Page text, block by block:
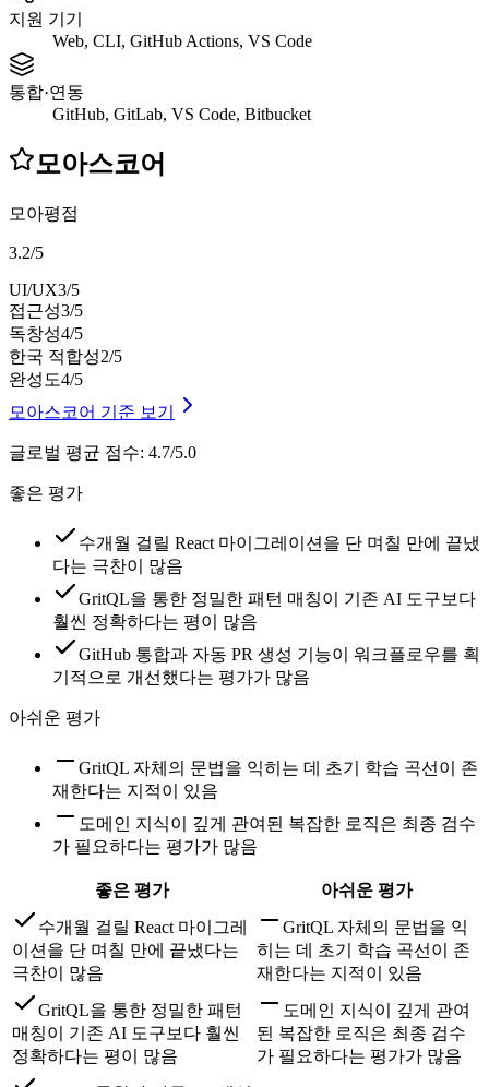
지원 기기
Web, CLI, GitHub Actions, VS Code
통합·연동
GitHub, GitLab, VS Code, Bitbucket
모아스코어
모아평점
3.2/5
UI/UX3/5
접근성3/5
독창성4/5
한국 적합성2/5
완성도4/5
모아스코어 기준 보기
글로벌 평균 점수: 4.7/5.0
좋은 평가
수개월 걸릴 React 마이그레이션을 단 며칠 만에 끝냈
다는 극찬이 많음
GritQL을 통한 정밀한 패턴 매칭이 기존 AI 도구보다
훨씬 정확하다는 평이 많음
GitHub 통합과 자동 PR 생성 기능이 워크플로우를 획
기적으로 개선했다는 평가가 많음
아쉬운 평가
GritQL 자체의 문법을 익히는 데 초기 학습 곡선이 존
재한다는 지적이 있음
도메인 지식이 깊게 관여된 복잡한 로직은 최종 검수
가 필요하다는 평가가 많음
좋은 평가
아쉬운 평가
수개월 걸릴 React 마이그레
이션을 단 며칠 만에 끝냈다는
극찬이 많음
GritQL 자체의 문법을 익
히는 데 초기 학습 곡선이 존
재한다는 지적이 있음
GritQL을 통한 정밀한 패턴
매칭이 기존 AI 도구보다 훨씬
정확하다는 평이 많음
도메인 지식이 깊게 관여
된 복잡한 로직은 최종 검수
가 필요하다는 평가가 많음